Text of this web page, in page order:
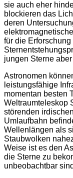
sie auch eher
blockieren das
deren
für die
jungen Sterne
Astronomen
leistungsfähige
momentan besten
Weltraumteleskop
störenden
Umlaufbahn
Wellenlängen als
Staubwolken
Weise ist es den
die Sterne zu
unbeobachtbar